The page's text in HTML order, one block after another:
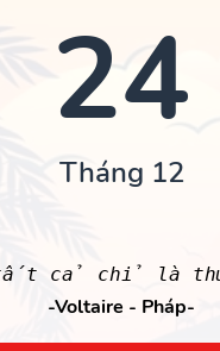
24
Tháng 12
cả chỉ là
-Voltaire - Pháp-